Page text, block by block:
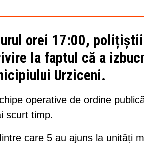
orei 17:00,
la faptul că a
Urziceni.
operative de ordine
scurt timp.
care 5 au ajuns la unități